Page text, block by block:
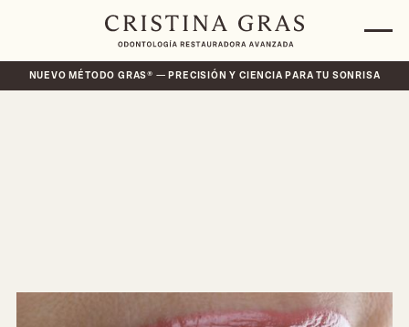
NUEVO MÉTODO GRAS® — PRECISIÓN Y CIENCIA PARA TU SONRISA